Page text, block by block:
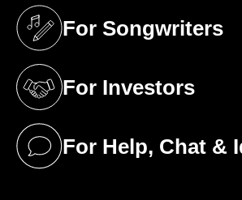
For Songwriters
(opens in a new tab)
For Investors
(opens in a new tab)
For Help, Chat &
(opens in a new tab)